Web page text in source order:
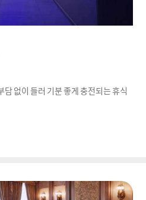
없이 들러 기분 좋게 충전되는 휴식